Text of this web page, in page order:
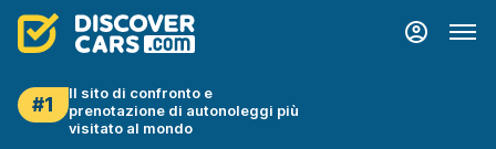
#1
Il sito di confronto e
prenotazione di autonoleggi più
visitato al mondo